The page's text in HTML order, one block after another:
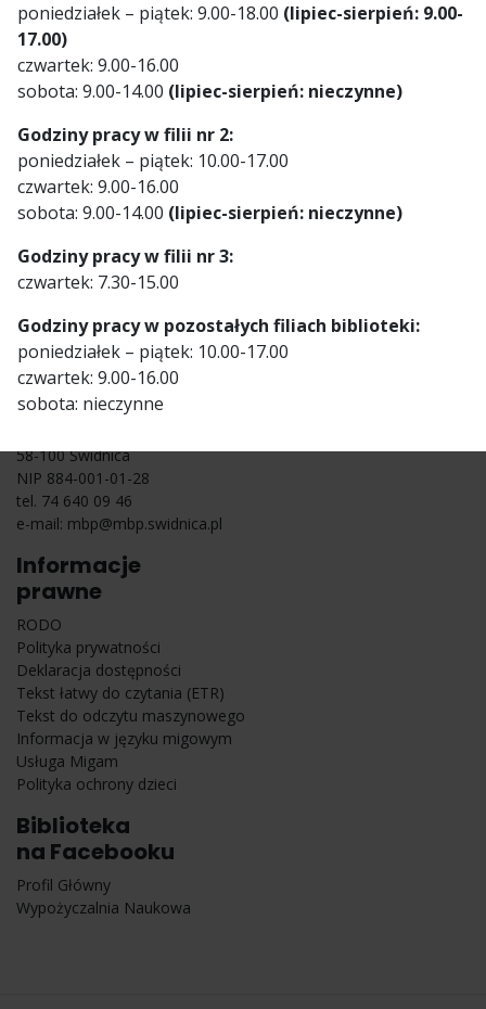
poniedziałek – piątek: 9.00-18.00 (lipiec-sierpień: 9.00-
17.00)
czwartek: 9.00-16.00
sobota: 9.00-14.00 (lipiec-sierpień: nieczynne)
Godziny pracy w filii nr 2:
poniedziałek – piątek: 10.00-17.00
czwartek: 9.00-16.00
sobota: 9.00-14.00 (lipiec-sierpień: nieczynne)
Godziny pracy w filii nr 3:
czwartek: 7.30-15.00
Godziny pracy w pozostałych filiach biblioteki:
poniedziałek – piątek: 10.00-17.00
czwartek: 9.00-16.00
sobota: nieczynne
Świdnica, + Mapa Google
74 640 09 46
DZIEŃ
DZIECKA W
KINDLOTECE
Miejska Biblioteka Publiczna
im. C. K. Norwida w Świdnicy
58-100 Świdnica
NIP 884-001-01-28
tel. 74 640 09 46
e-mail: mbp@mbp.swidnica.pl
Informacje
prawne
RODO
Polityka prywatności
Deklaracja dostępności
Tekst łatwy do czytania (ETR)
Tekst do odczytu maszynowego
Informacja w języku migowym
Usługa Migam
Polityka ochrony dzieci
Biblioteka
na Facebooku
Profil Główny
Wypożyczalnia Naukowa